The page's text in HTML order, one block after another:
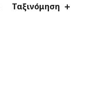
Ταξινόμηση